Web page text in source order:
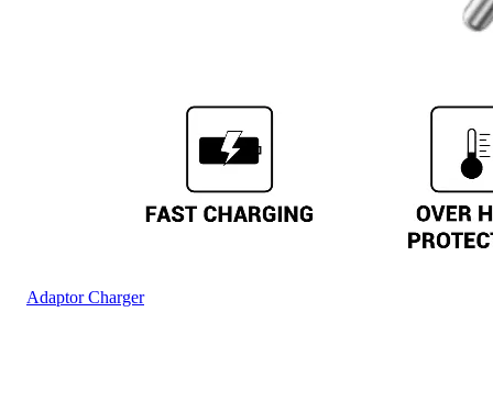
Adaptor Charger